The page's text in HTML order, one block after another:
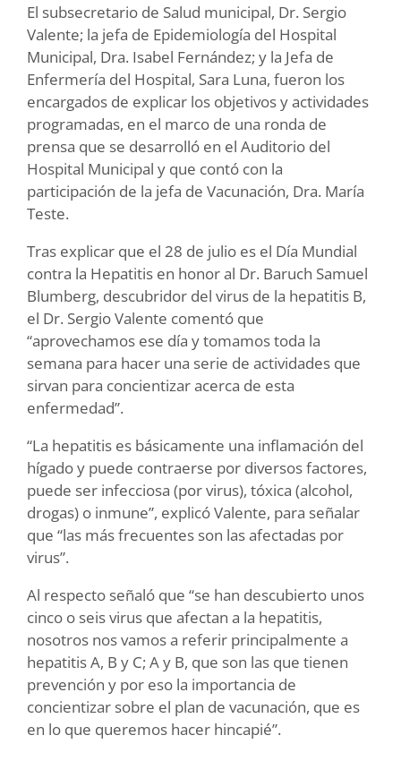
El subsecretario de Salud municipal, Dr. Sergio
Valente; la jefa de Epidemiología del Hospital
Municipal, Dra. Isabel Fernández; y la Jefa de
Enfermería del Hospital, Sara Luna, fueron los
encargados de explicar los objetivos y actividades
programadas, en el marco de una ronda de
prensa que se desarrolló en el Auditorio del
Hospital Municipal y que contó con la
participación de la jefa de Vacunación, Dra. María
Teste.
Tras explicar que el 28 de julio es el Día Mundial
contra la Hepatitis en honor al Dr. Baruch Samuel
Blumberg, descubridor del virus de la hepatitis B,
el Dr. Sergio Valente comentó que
“aprovechamos ese día y tomamos toda la
semana para hacer una serie de actividades que
sirvan para concientizar acerca de esta
enfermedad”.
“La hepatitis es básicamente una inflamación del
hígado y puede contraerse por diversos factores,
puede ser infecciosa (por virus), tóxica (alcohol,
drogas) o inmune”, explicó Valente, para señalar
que “las más frecuentes son las afectadas por
virus”.
Al respecto señaló que “se han descubierto unos
cinco o seis virus que afectan a la hepatitis,
nosotros nos vamos a referir principalmente a
hepatitis A, B y C; A y B, que son las que tienen
prevención y por eso la importancia de
concientizar sobre el plan de vacunación, que es
en lo que queremos hacer hincapié”.